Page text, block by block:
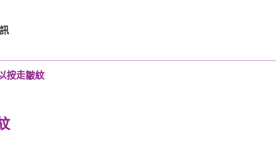
按走皺紋